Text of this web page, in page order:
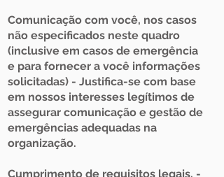
Comunicação com você, nos casos
não especificados neste quadro
(inclusive em casos de emergência
e para fornecer a você informações
solicitadas) - Justifica-se com base
em nossos interesses legítimos de
assegurar comunicação e gestão de
emergências adequadas na
organização.
Cumprimento de requisitos legais. -